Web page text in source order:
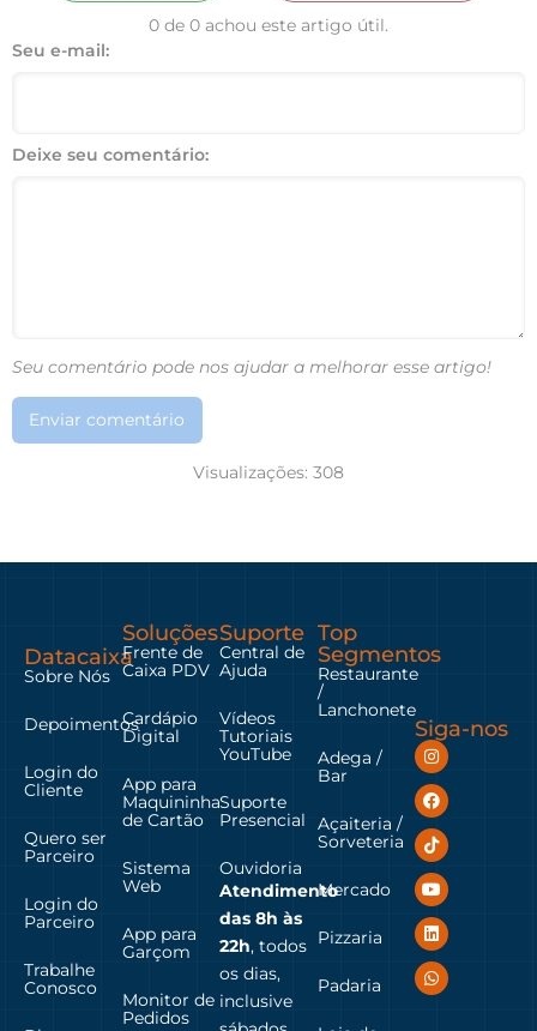
0 de 0 achou este artigo útil.
Seu e-mail:
Deixe seu comentário:
Seu comentário pode nos ajudar a melhorar esse artigo!
Enviar comentário
Visualizações: 308
Datacaixa
Sobre Nós
Depoimentos
Login do
Cliente
Quero ser
Parceiro
Login do
Parceiro
Trabalhe
Conosco
Soluções
Frente de
Caixa PDV
Cardápio
Digital
App para
Maquininha
de Cartão
Sistema
Web
App para
Garçom
Monitor de
Pedidos
Suporte
Central de
Ajuda
Vídeos
Tutoriais
YouTube
Suporte
Presencial
Ouvidoria
Atendimento
das 8h às
22h, todos
os dias,
inclusive
Top
Segmentos
Restaurante
/
Lanchonete
Adega /
Bar
Açaiteria /
Sorveteria
Mercado
Pizzaria
Padaria
Siga-nos